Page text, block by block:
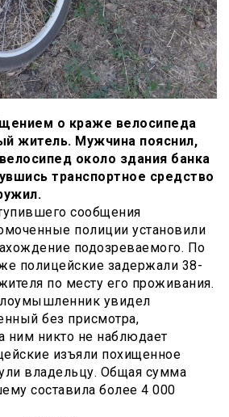
о краже велосипеда
житель. Мужчина пояснил,
около здания банка
транспортное средство
сообщения
полиции установили
подозреваемого. По
полицейские задержали 38-
по месту его проживания.
увидел
без присмотра,
ним никто не наблюдает
изъяли похищенное
владельцу. Общая сумма
составила более 4 000